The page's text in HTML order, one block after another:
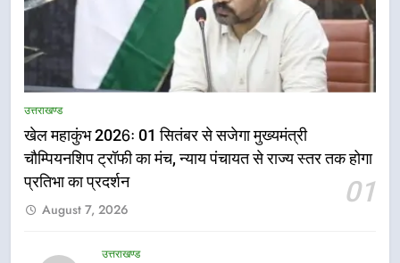
उत्तराखण्ड
खेल महाकुंभ 2026ः 01 सितंबर से सजेगा मुख्यमंत्री
चौम्पियनशिप ट्रॉफी का मंच, न्याय पंचायत से राज्य स्तर तक होगा
प्रतिभा का प्रदर्शन
01
August 7, 2026
उत्तराखण्ड
राष्ट्रीय हथकरघा दिवस पर मुख्यमंत्री
कारीगरों को किया सम्मानित
उत्तराखण्ड
6